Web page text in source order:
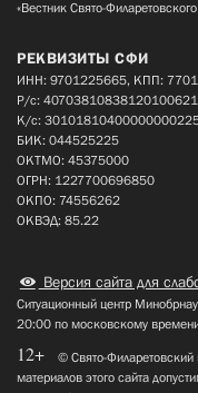
«Вестник Свято-
РЕКВИЗИТЫ СФИ
ИНН: 9701225665, КПП:
Р/с:
К/с:
БИК: 044525225
ОКТМО: 45375000
ОГРН: 1227700696850
ОКПО: 74556262
ОКВЭД: 85.22
Версия сайта для
Ситуационный центр
20:00 по московскому
12+
© Свято-Филаретовский
материалов этого сайта